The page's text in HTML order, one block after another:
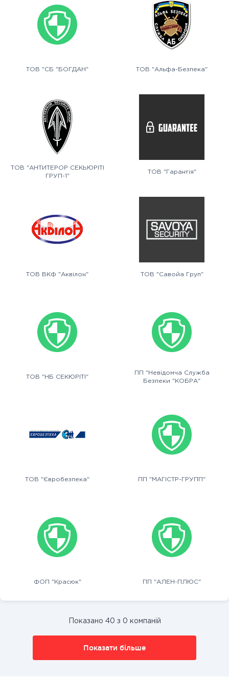
ТОВ "СБ "БОГДАН" ТОВ "Альфа-Безпека"
ТОВ "АНТИТЕРОР СЕКЬЮРІТІ
ГРУП-1"
ТОВ "Гарантія"
ТОВ ВКФ "Аквілон" ТОВ "Савойа Груп"
ТОВ "НБ СЕКЮРІТІ"
ПП "Невідомча Служба
Безпеки "КОБРА"
ТОВ "Євробезпека" ПП "МАГІСТР-ГРУПП"
ФОП "Красюк" ПП "АЛЕН-ПЛЮС"
Показано 40 з 0 компаній
Показати більше